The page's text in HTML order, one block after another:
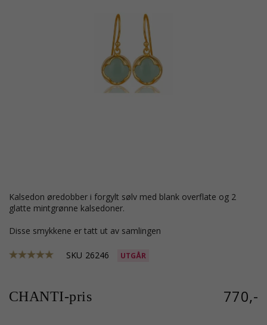
kalsedon øredobber i forgylt sølv med blank overflate og 2
glatte mintgrønne kalsedoner.
Disse smykkene er tatt ut av samlingen
SKU 26246 UTGÅR
CHANTI-pris 770,-